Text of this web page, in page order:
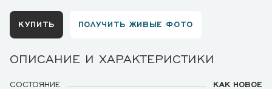
КУПИТЬ ПОЛУЧИТЬ ЖИВЫЕ ФОТО
ОПИСАНИЕ И ХАРАКТЕРИСТИКИ
СОСТОЯНИЕ
КАК НОВОЕ